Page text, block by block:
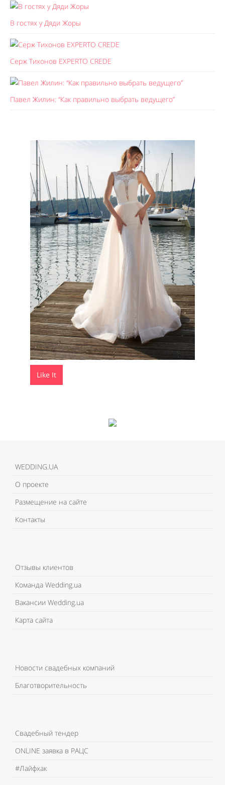
В гостях у Дяди Жоры
Серж Тихонов EXPERTO CREDE
Павел Жилин: “Как правильно выбрать ведущего”
Like It
WEDDING.UA
О проекте
Размещение на сайте
Контакты
Отзывы клиентов
Команда Wedding.ua
Вакансии Wedding.ua
Карта сайта
Новости свадебных компаний
Благотворительность
Свадебный тендер
ONLINE заявка в РАЦС
#Лайфхак